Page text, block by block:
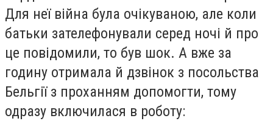
Для неї війна була очікуваною, але коли
батьки зателефонували серед ночі й про
це повідомили, то був шок. А вже за
годину отримала й дзвінок з посольства
Бельгії з проханням допомогти, тому
одразу включилася в роботу: